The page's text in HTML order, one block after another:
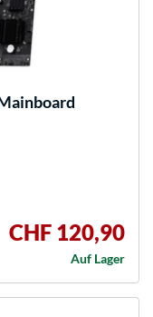
CHF 120,90
Auf Lager